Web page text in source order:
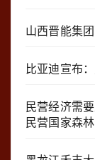
山西晋能集
比亚迪宣布
民营经济需
民营国家森